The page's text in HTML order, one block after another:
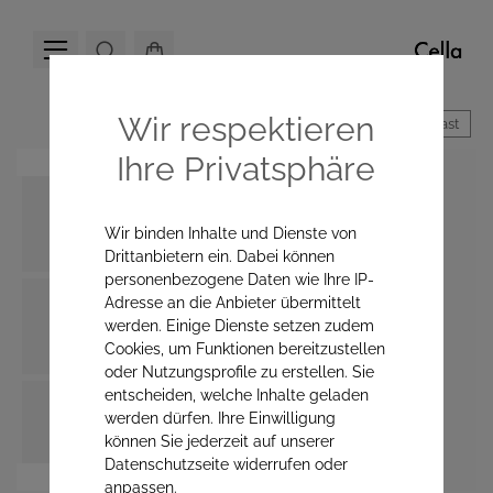
Hoher Kontrast
Wir respektieren
Ihre Privatsphäre
Wir binden Inhalte und Dienste von
Drittanbietern ein. Dabei können
personenbezogene Daten wie Ihre IP-
Adresse an die Anbieter übermittelt
werden. Einige Dienste setzen zudem
Cookies, um Funktionen bereitzustellen
oder Nutzungsprofile zu erstellen. Sie
entscheiden, welche Inhalte geladen
werden dürfen. Ihre Einwilligung
können Sie jederzeit auf unserer
Datenschutzseite widerrufen oder
anpassen.